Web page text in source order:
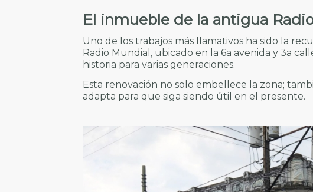
El inmueble de la antigua
Uno de los trabajos más llamativos ha sido la
Radio Mundial, ubicado en la 6a avenida y 3a
historia para varias generaciones.
Esta renovación no solo embellece la zona;
adapta para que siga siendo útil en el presente.